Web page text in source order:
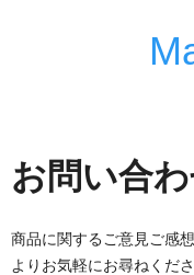
お問い合
商品に関するご意見ご感
よりお気軽にお尋ねくだ